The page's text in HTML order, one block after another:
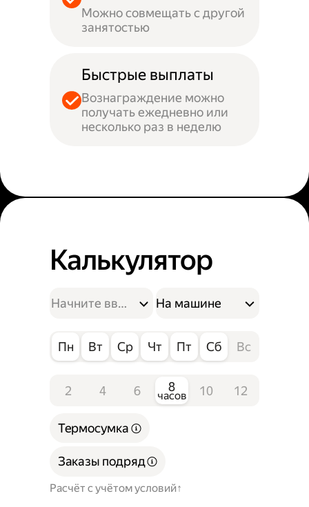
Можно совмещать с другой
занятостью
Быстрые выплаты
Вознаграждение можно
получать ежедневно или
несколько раз в неделю
Калькулятор
На машине
Пн Вт Ср Чт Пт Сб Вс
2 4 6 8
часов 10 12
Расчёт с учётом условий
Термосумка
Заказы подряд